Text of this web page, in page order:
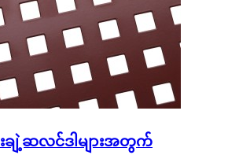
ချဲ့ဆလင်ဒါများအတွက်